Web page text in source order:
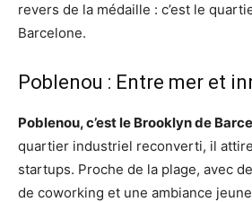
revers de la médaille : c’est le
Barcelone.
Poblenou : Entre mer et
Poblenou, c’est le Brooklyn de
quartier industriel reconverti, il
startups. Proche de la plage, avec
de coworking et une ambiance